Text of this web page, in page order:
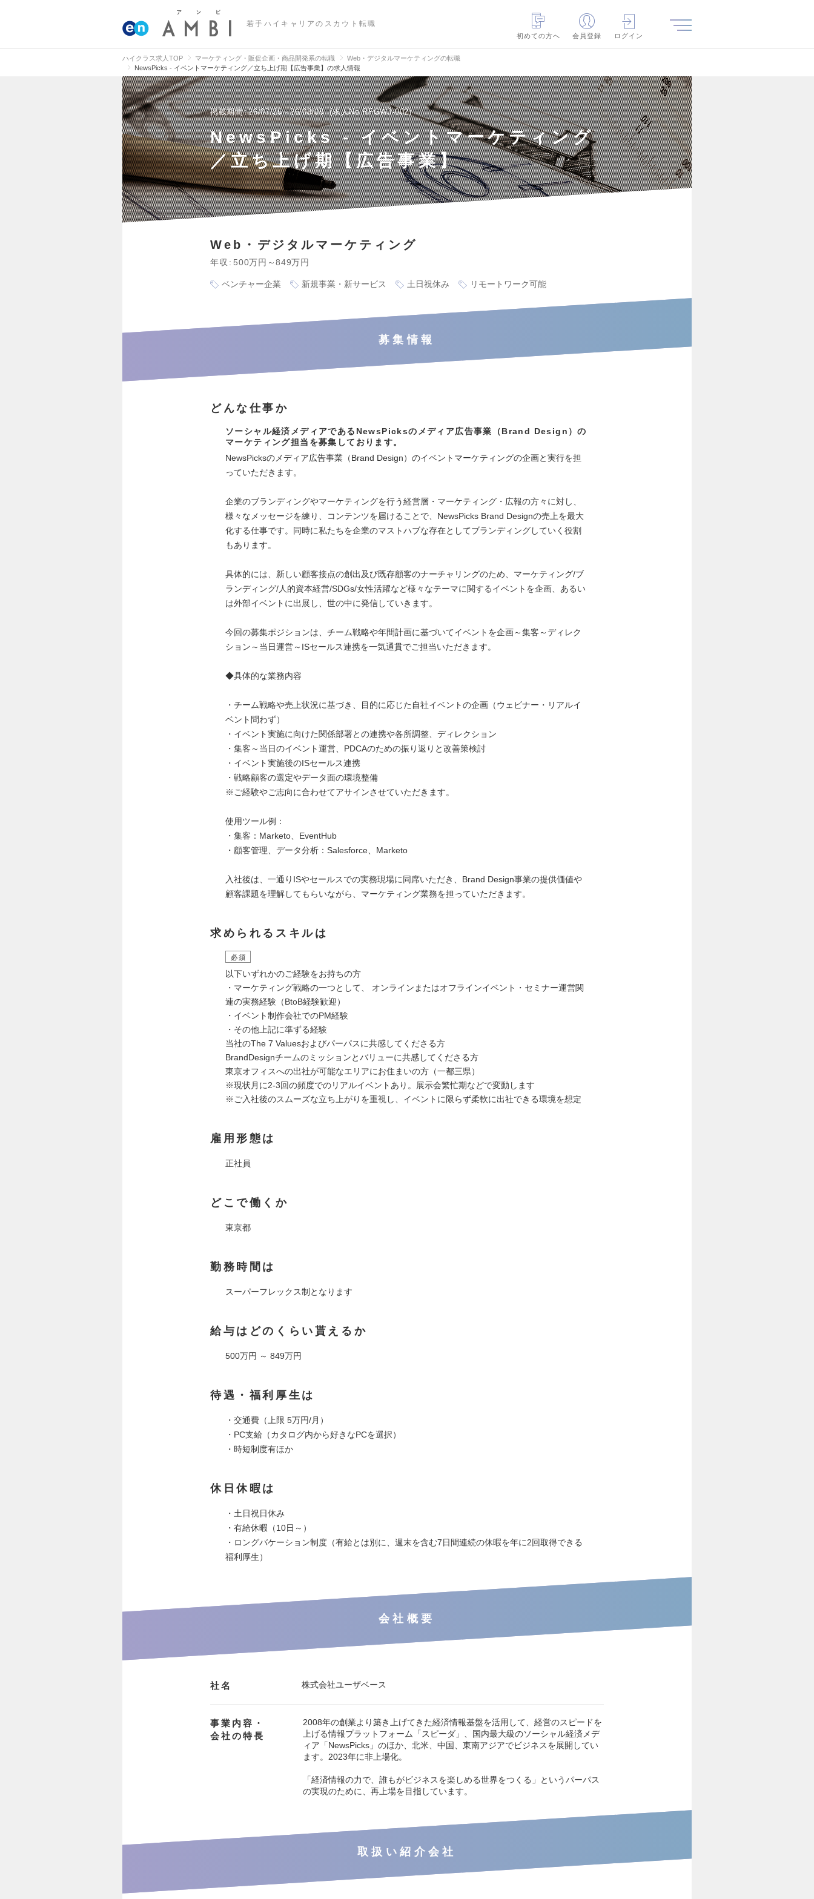
若手ハイキャリアのスカウト転職
初めての方へ
会員登録 ログイン
ハイクラス求人TOP マーケティング・販促企画・商品開発系の転職
Web・デジタルマーケティングの転職
NewsPicks - イベントマーケティング／立ち上げ期【広告事業】の求人情報
掲載期間 26/07/26～26/08/08 求人No.RFGWJ-002
NewsPicks - イベントマーケティング
／立ち上げ期【広告事業】
Web・デジタルマーケティング
年収 500万円～849万円
ベンチャー企業 新規事業・新サービス 土日祝休み リモートワーク可能
募集情報
どんな仕事か
ソーシャル経済メディアであるNewsPicksのメディア広告事業（Brand Design）の
マーケティング担当を募集しております。
NewsPicksのメディア広告事業（Brand Design）のイベントマーケティングの企画と実行を担
っていただきます。
企業のブランディングやマーケティングを行う経営層・マーケティング・広報の方々に対し、
様々なメッセージを練り、コンテンツを届けることで、NewsPicks Brand Designの売上を最大
化する仕事です。同時に私たちを企業のマストハブな存在としてブランディングしていく役割
もあります。
具体的には、新しい顧客接点の創出及び既存顧客のナーチャリングのため、マーケティング/ブ
ランディング/人的資本経営/SDGs/女性活躍など様々なテーマに関するイベントを企画、あるい
は外部イベントに出展し、世の中に発信していきます。
今回の募集ポジションは、チーム戦略や年間計画に基づいてイベントを企画～集客～ディレク
ション～当日運営～ISセールス連携を一気通貫でご担当いただきます。
◆具体的な業務内容
・チーム戦略や売上状況に基づき、目的に応じた自社イベントの企画（ウェビナー・リアルイ
ベント問わず）
・イベント実施に向けた関係部署との連携や各所調整、ディレクション
・集客～当日のイベント運営、PDCAのための振り返りと改善策検討
・イベント実施後のISセールス連携
・戦略顧客の選定やデータ面の環境整備
※ご経験やご志向に合わせてアサインさせていただきます。
使用ツール例：
・集客：Marketo、EventHub
・顧客管理、データ分析：Salesforce、Marketo
入社後は、一通りISやセールスでの実務現場に同席いただき、Brand Design事業の提供価値や
顧客課題を理解してもらいながら、マーケティング業務を担っていただきます。
求められるスキルは
必須
以下いずれかのご経験をお持ちの方
・マーケティング戦略の一つとして、 オンラインまたはオフラインイベント・セミナー運営関
連の実務経験（BtoB経験歓迎）
・イベント制作会社でのPM経験
・その他上記に準ずる経験
当社のThe 7 Valuesおよびパーパスに共感してくださる方
BrandDesignチームのミッションとバリューに共感してくださる方
東京オフィスへの出社が可能なエリアにお住まいの方（一都三県）
※現状月に2-3回の頻度でのリアルイベントあり。展示会繁忙期などで変動します
※ご入社後のスムーズな立ち上がりを重視し、イベントに限らず柔軟に出社できる環境を想定
雇用形態は
正社員
どこで働くか
東京都
勤務時間は
スーパーフレックス制となります
給与はどのくらい貰えるか
500万円 ～ 849万円
待遇・福利厚生は
・交通費（上限 5万円/月）
・PC支給（カタログ内から好きなPCを選択）
・時短制度有ほか
休日休暇は
・土日祝日休み
・有給休暇（10日～）
・ロングバケーション制度（有給とは別に、週末を含む7日間連続の休暇を年に2回取得できる
福利厚生）
会社概要
社名 株式会社ユーザベース
事業内容・
会社の特長
2008年の創業より築き上げてきた経済情報基盤を活用して、経営のスピードを
上げる情報プラットフォーム「スピーダ」、国内最大級のソーシャル経済メデ
ィア「NewsPicks」のほか、北米、中国、東南アジアでビジネスを展開してい
ます。2023年に非上場化。
「経済情報の力で、誰もがビジネスを楽しめる世界をつくる」というパーパス
の実現のために、再上場を目指しています。
取扱い紹介会社